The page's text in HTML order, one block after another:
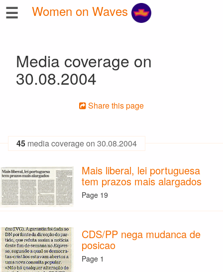
☰
Media coverage on
30.08.2004
Share this page
45 media coverage on 30.08.2004
Mais liberal, lei portuguesa
tem prazos mais alargados
Page 19
CDS/PP nega mudanca de
posicao
Page 1